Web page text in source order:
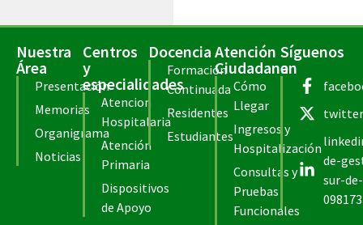
Nuestra
Área
Presentación
Memorias
Organigrama
Noticias
Centros
y
especialidades
Atencion
Hospitalaria
Atención
Primaria
Dispositivos
de Apoyo
Docencia
Formación
Continuada
Residentes
Estudiantes
Atención
Ciudadana
Cómo
Llegar
Ingresos y
Hospitalización
Consultas y
Pruebas
Funcionales
Síguenos
en
de-
sur-